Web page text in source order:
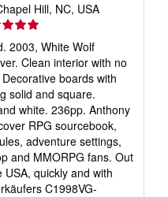
Hill, NC, USA
2003, White Wolf
Clean interior with no
boards with
solid and square.
white. 236pp. Anthony
RPG sourcebook,
adventure settings,
and MMORPG fans. Out
quickly and with
C1998VG-